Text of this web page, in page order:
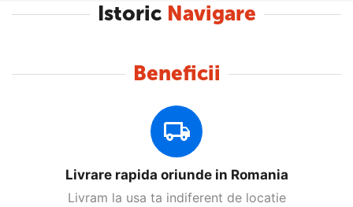
Istoric Navigare
Beneficii
Livrare rapida oriunde in Romania
Livram la usa ta indiferent de locatie